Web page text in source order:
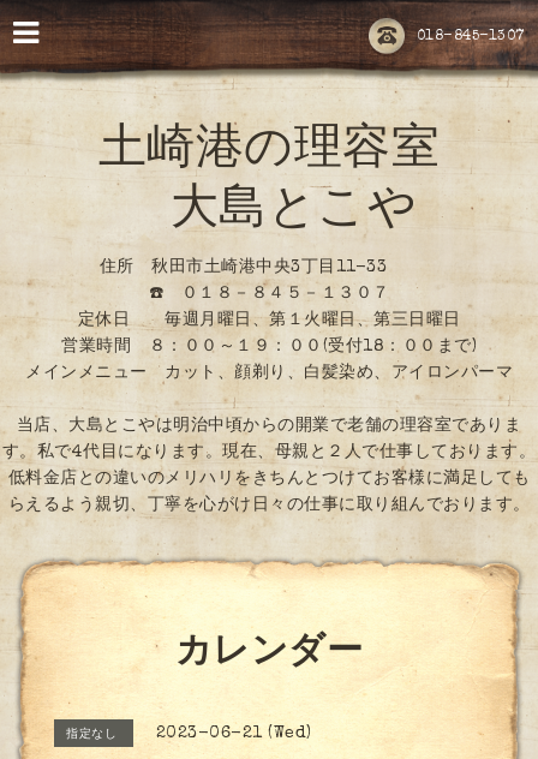
018-845-1307
土崎港の理容室
大島とこや
住所 秋田市土崎港中央3丁目11-33
☎️ ０１８－８４５－１３０７
定休日 毎週月曜日、第１火曜日、第三日曜日
営業時間 ８：００～１９：００(受付18：００まで)
メインメニュー カット、顔剃り、白髪染め、アイロンパーマ
当店、大島とこやは明治中頃からの開業で老舗の理容室でありま
す。私で4代目になります。現在、母親と２人で仕事しております。
低料金店との違いのメリハリをきちんとつけてお客様に満足しても
らえるよう親切、丁寧を心がけ日々の仕事に取り組んでおります。
カレンダー
指定なし 2023-06-21 (Wed)